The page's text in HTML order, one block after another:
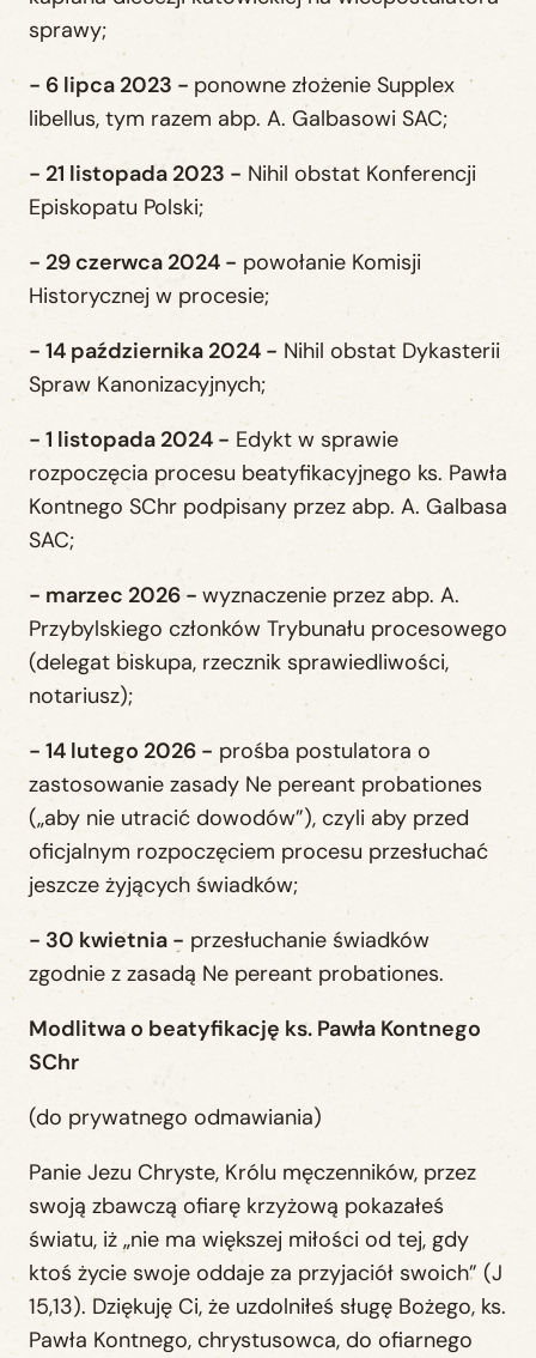
sprawy;
- 6 lipca 2023 - ponowne złożenie Supplex
libellus, tym razem abp. A. Galbasowi SAC;
- 21 listopada 2023 - Nihil obstat Konferencji
Episkopatu Polski;
- 29 czerwca 2024 - powołanie Komisji
Historycznej w procesie;
- 14 października 2024 - Nihil obstat Dykasterii
Spraw Kanonizacyjnych;
- 1 listopada 2024 - Edykt w sprawie
rozpoczęcia procesu beatyfikacyjnego ks. Pawła
Kontnego SChr podpisany przez abp. A. Galbasa
SAC;
- marzec 2026 - wyznaczenie przez abp. A.
Przybylskiego członków Trybunału procesowego
(delegat biskupa, rzecznik sprawiedliwości,
notariusz);
- 14 lutego 2026 - prośba postulatora o
zastosowanie zasady Ne pereant probationes
(„aby nie utracić dowodów”), czyli aby przed
oficjalnym rozpoczęciem procesu przesłuchać
jeszcze żyjących świadków;
- 30 kwietnia - przesłuchanie świadków
zgodnie z zasadą Ne pereant probationes.
Modlitwa o beatyfikację ks. Pawła Kontnego
SChr
(do prywatnego odmawiania)
Panie Jezu Chryste, Królu męczenników, przez
swoją zbawczą ofiarę krzyżową pokazałeś
światu, iż „nie ma większej miłości od tej, gdy
ktoś życie swoje oddaje za przyjaciół swoich” (J
15,13). Dziękuję Ci, że uzdolniłeś sługę Bożego, ks.
Pawła Kontnego, chrystusowca, do ofiarnego